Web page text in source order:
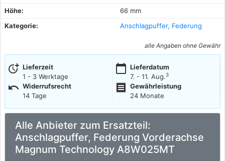
Höhe:
66 mm
Kategorie:
Anschlagpuffer, Federung
alle Angaben ohne Gewähr
more_time Lieferzeit
1 - 3 Werktage
calendar_today Lieferdatum
7. - 11. Aug.3
undo Widerrufsrecht
14 Tage
receipt
Gewährleistung
24 Monate
Alle Anbieter zum Ersatzteil:
Anschlagpuffer, Federung Vorderachse
Magnum Technology A8W025MT